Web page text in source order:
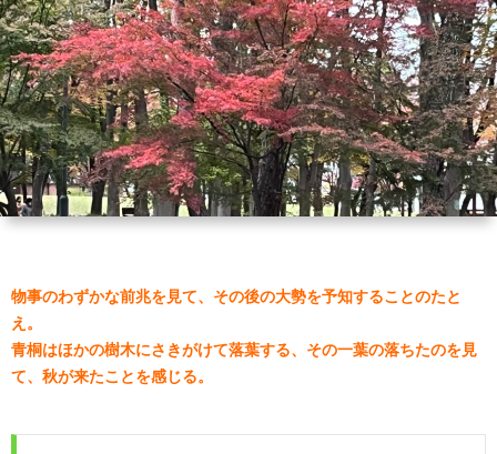
ィ
ー
ル
会
社
エ
コ・
容
室
HAIR-
DO
在
宅・
施
設
物事のわずかな前兆を見て、その後の大勢を予知することのたと
え。
青桐はほかの樹木にさきがけて落葉する、その一葉の落ちたのを見
て、秋が来たことを感じる。